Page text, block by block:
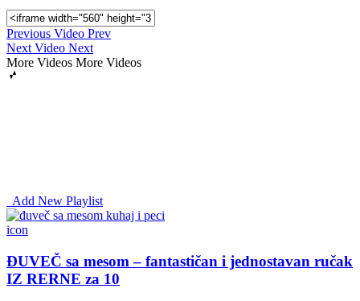
Previous Video Prev
Next Video Next
More Videos More Videos
Add New Playlist
icon
ĐUVEČ sa mesom – fantastičan i jednostavan ručak
IZ RERNE za 10